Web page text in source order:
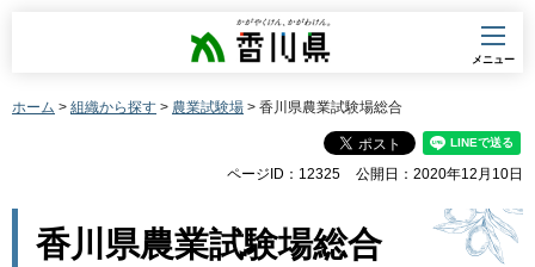
香川県
メニュー
ホーム > 組織から探す > 農業試験場 > 香川県農業試験場総合
ページID：12325 公開日：2020年12月10日
香川県農業試験場総合